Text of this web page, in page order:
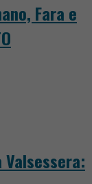
Fara e